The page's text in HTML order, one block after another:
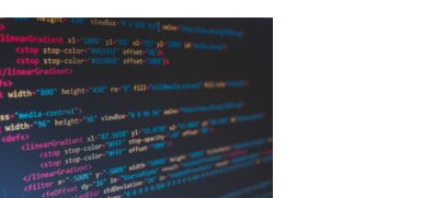
sans-
abri
en
3
secondes
Wrapped
2025
est
:
Le
Wrapped